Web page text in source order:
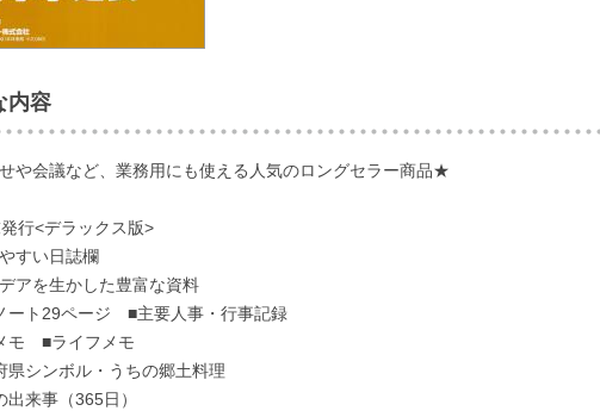
内容
や会議など、業務用にも使える人気のロングセラー商品★
行<デラックス版>
すい日誌欄
アを生かした豊富な資料
ート29ページ ■主要人事・行事記録
モ ■ライフメモ
県シンボル・うちの郷土料理
出来事（365日）